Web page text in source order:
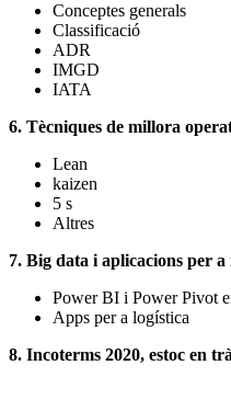
Conceptes generals
Classificació
ADR
IMGD
IATA
6. Tècniques de millora
Lean
kaizen
5 s
Altres
7. Big data i aplicacions per a
Power BI i Power Pivot
Apps per a logística
8. Incoterms 2020, estoc en